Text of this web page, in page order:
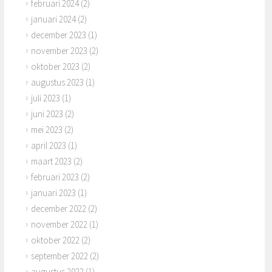
februari 2024(2)
januari 2024(2)
december 2023 (1)
november 2023 (2)
oktober 2023 (2)
augustus 2023 (1)
juli 2023 (1)
juni 2023 (2)
mei 2023 (2)
april 2023 (1)
maart 2023 (2)
februari 2023 (2)
januari 2023 (1)
december 2022 (2)
november 2022 (1)
oktober 2022 (2)
september 2022 (2)